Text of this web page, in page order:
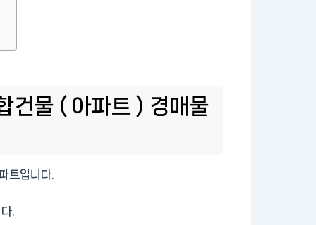
건물 ( 아파트 ) 경매물
트입니다.
.